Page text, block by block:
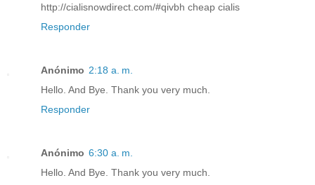
http://cialisnowdirect.com/#qivbh cheap cialis
Responder
Anónimo 2:18 a. m.
Hello. And Bye. Thank you very much.
Responder
Anónimo 6:30 a. m.
Hello. And Bye. Thank you very much.